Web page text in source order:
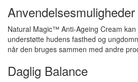
Anvendelsesmuligheder
Natural Magic™ Anti-Ageing Cream
understøtte hudens fasthed og
når den bruges sammen med andre
Daglig Balance